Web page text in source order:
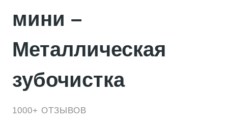
мини –
Металлическая
зубочистка
1000+ ОТЗЫВОВ